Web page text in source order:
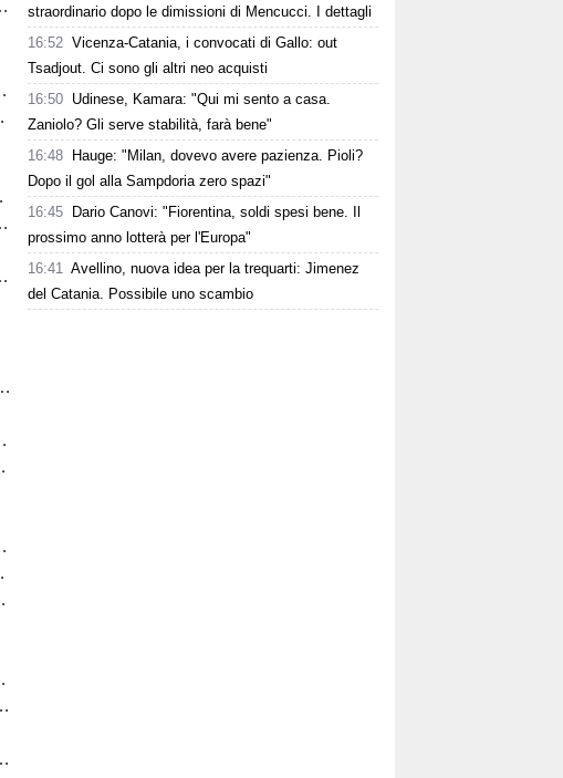
straordinario dopo le dimissioni di Mencucci. I dettagli
16:52 Vicenza-Catania, i convocati di Gallo: out
Tsadjout. Ci sono gli altri neo acquisti
16:50 Udinese, Kamara: "Qui mi sento a casa.
Zaniolo? Gli serve stabilità, farà bene"
16:48
Hauge: "Milan, dovevo avere pazienza. Pioli?
Dopo il gol alla Sampdoria zero spazi"
16:45
Dario Canovi: "Fiorentina, soldi spesi bene. Il
prossimo anno lotterà per l'Europa"
16:41 Avellino, nuova idea per la trequarti: Jimenez
del Catania. Possibile uno scambio